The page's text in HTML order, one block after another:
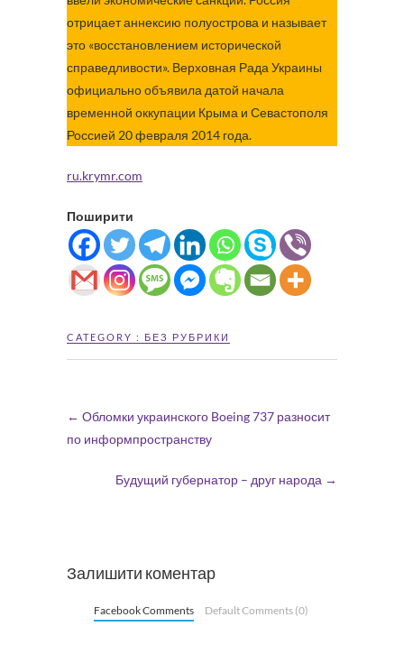
отрицает аннексию полуострова и называет
это «восстановлением исторической
справедливости». Верховная Рада Украины
официально объявила датой начала
временной оккупации Крыма и Севастополя
Россией 20 февраля 2014 года.
ru.krymr.com
Поширити
CATEGORY : БЕЗ РУБРИКИ
← Обломки украинского Boeing 737 разносит
по информпространству
Будущий губернатор – друг народа →
Залишити коментар
Facebook Comments Default Comments (0)